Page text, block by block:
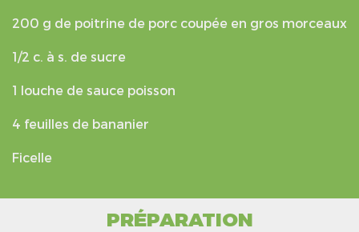
200 g de poitrine de porc coupée en gros morceaux
1/2 c. à s. de sucre
1 louche de sauce poisson
4 feuilles de bananier
Ficelle
PRÉPARATION